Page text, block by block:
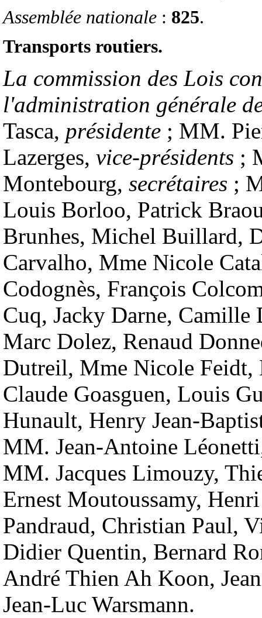
Assemblée nationale : 825.
Transports routiers.
La commission des Lois
l'administration générale
Tasca, présidente ; MM.
Lazerges, vice-présidents ;
Montebourg, secrétaires ;
Louis Borloo, Patrick
Brunhes, Michel Buillard,
Carvalho, Mme Nicole
Codognès, François
Cuq, Jacky Darne, Camille
Marc Dolez, Renaud
Dutreil, Mme Nicole Feidt,
Claude Goasguen, Louis
Hunault, Henry Jean-
MM. Jean-Antoine
MM. Jacques Limouzy,
Ernest Moutoussamy,
Pandraud, Christian Paul,
Didier Quentin, Bernard
André Thien Ah Koon,
Jean-Luc Warsmann.